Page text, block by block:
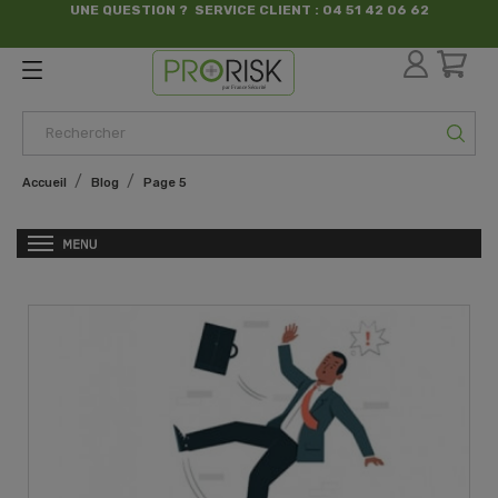
UNE QUESTION ? SERVICE CLIENT : 04 51 42 06 62
par France Sécurité
Accueil Blog Page 5